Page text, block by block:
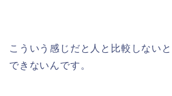
こういう感じだと人と比較しない
できないんです。